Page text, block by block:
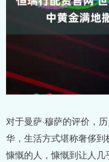
对于曼萨·穆萨的评价，
华，生活方式堪称奢侈
慷慨的人，慷慨到让人